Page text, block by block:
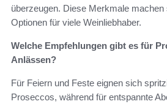
überzeugen. Diese Merkmale
Optionen für viele Weinliebhaber.
Welche Empfehlungen gibt es für
Anlässen?
Für Feiern und Feste eignen sich
Proseccos, während für entspannte